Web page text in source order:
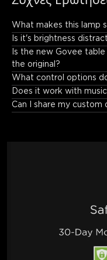
What makes this lamp
It offers: • Incredible
synchronization. •
Is it's brightness
Is the new Govee
the original?
What control options
Does it work with
Can I share my custom